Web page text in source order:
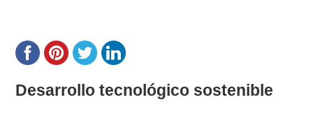
Desarrollo tecnológico sostenible